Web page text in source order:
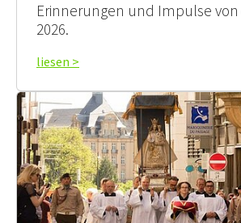
Erinnerungen und Impulse von
2026.
liesen >